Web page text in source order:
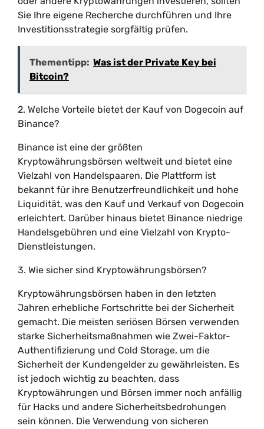
Sie Ihre eigene Recherche durchführen und Ihre
Investitionsstrategie sorgfältig prüfen.
Thementipp: Was ist der Private Key bei
Bitcoin?
2. Welche Vorteile bietet der Kauf von Dogecoin auf
Binance?
Binance ist eine der größten
Kryptowährungsbörsen weltweit und bietet eine
Vielzahl von Handelspaaren. Die Plattform ist
bekannt für ihre Benutzerfreundlichkeit und hohe
Liquidität, was den Kauf und Verkauf von Dogecoin
erleichtert. Darüber hinaus bietet Binance niedrige
Handelsgebühren und eine Vielzahl von Krypto-
Dienstleistungen.
3. Wie sicher sind Kryptowährungsbörsen?
Kryptowährungsbörsen haben in den letzten
Jahren erhebliche Fortschritte bei der Sicherheit
gemacht. Die meisten seriösen Börsen verwenden
starke Sicherheitsmaßnahmen wie Zwei-Faktor-
Authentifizierung und Cold Storage, um die
Sicherheit der Kundengelder zu gewährleisten. Es
ist jedoch wichtig zu beachten, dass
Kryptowährungen und Börsen immer noch anfällig
für Hacks und andere Sicherheitsbedrohungen
sein können. Die Verwendung von sicheren